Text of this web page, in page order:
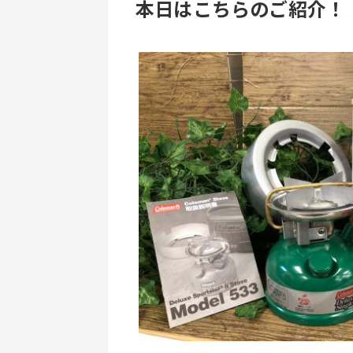
本日はこちらのご紹介！